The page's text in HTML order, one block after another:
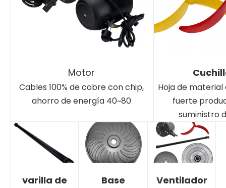
Motor
Cables 100% de cobre con chip,
ahorro de energía 40~80
Hoja de material
fuerte
suministro
varilla de
Base
Ventilador